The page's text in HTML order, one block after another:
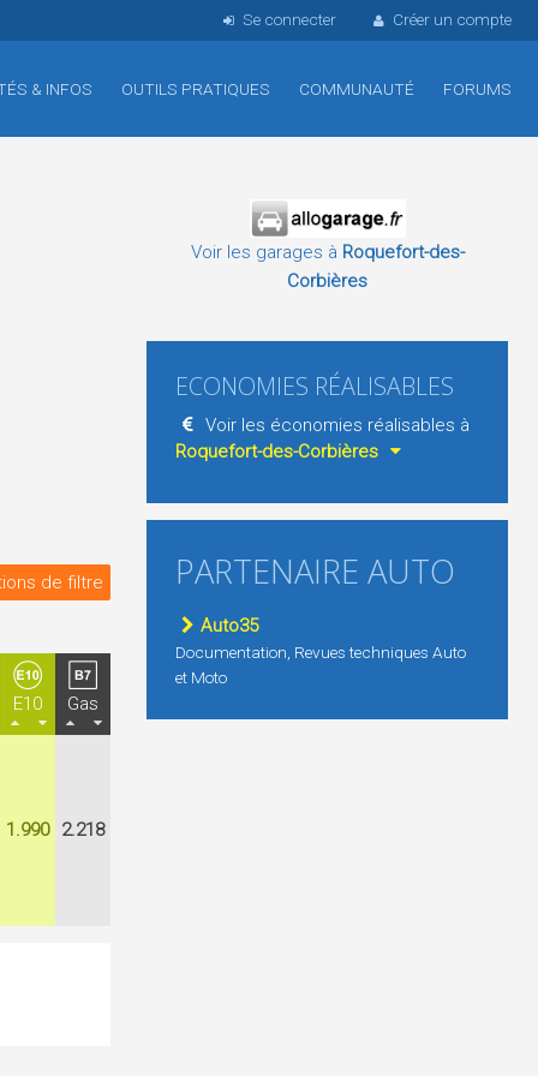
Se connecter Créer un compte
& INFOS OUTILS PRATIQUES COMMUNAUTÉ FORUMS
de filtre
E10
Gas
1.990 2.218
Voir les garages à Roquefort-des-
Corbières
ECONOMIES RÉALISABLES
Voir les économies réalisables à
Roquefort-des-Corbières
PARTENAIRE AUTO
Auto35
Documentation, Revues techniques Auto
et Moto